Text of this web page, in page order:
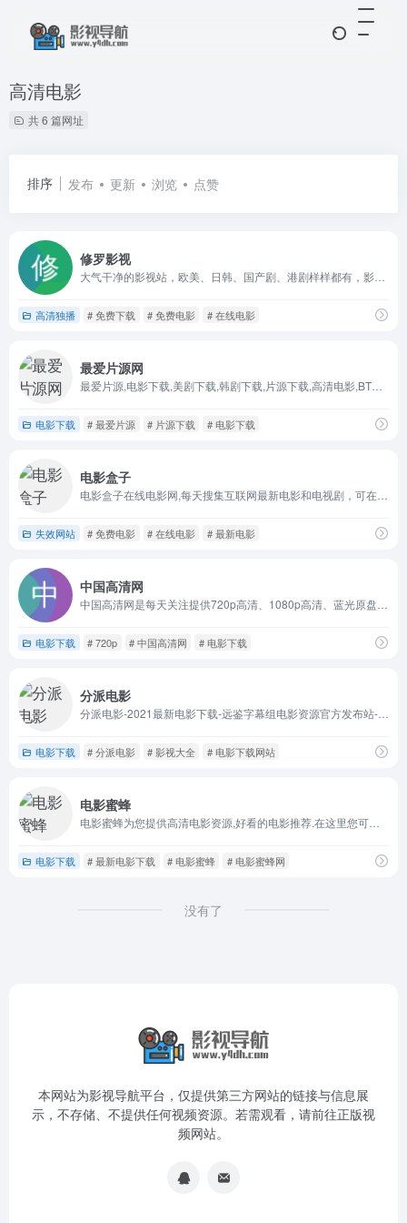
高清电影
共 6 篇网址
排序 发布 更新 浏览 点赞
修罗影视
高清独播 # 免费下载 # 免费电影 # 在线电影
最爱片源网
电影下载 # 最爱片源 # 片源下载 # 电影下载
电影盒子
失效网站 # 免费电影 # 在线电影 # 最新电影
中国高清网
电影下载 # 720p # 中国高清网 # 电影下载
分派电影
电影下载 # 分派电影 # 影视大全 # 电影下载网站
电影蜜蜂
电影下载 # 最新电影下载 # 电影蜜蜂 # 电影蜜蜂网
没有了
本网站为影视导航平台，仅提供第三方网站的链接与信息展
示，不存储、不提供任何视频资源。若需观看，请前往正版视
频网站。